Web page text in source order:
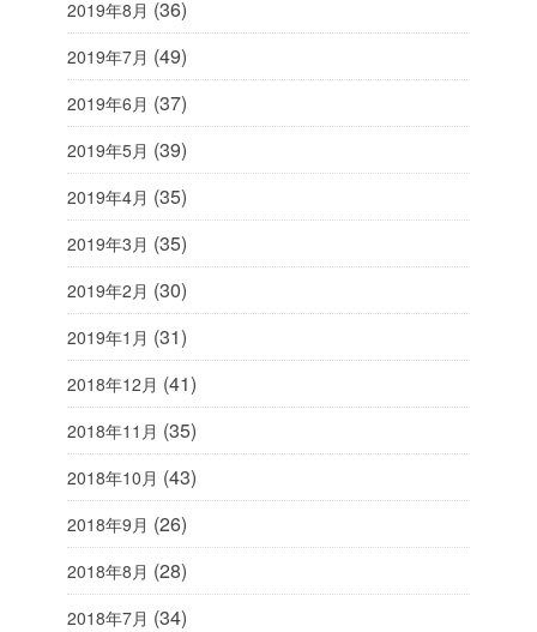
2019年8月 (36)
2019年7月 (49)
2019年6月 (37)
2019年5月 (39)
2019年4月 (35)
2019年3月 (35)
2019年2月 (30)
2019年1月 (31)
2018年12月 (41)
2018年11月 (35)
2018年10月 (43)
2018年9月 (26)
2018年8月 (28)
2018年7月 (34)